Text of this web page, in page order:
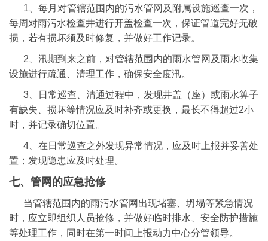
1、每月对管辖范围内的污水管网及附属设施巡查一次，
每周对雨污水检查井进行开盖检查一次，保证管道完好无破
损，若有损坏须及时修复，并做好工作记录。
2、汛期到来之前，对管辖范围内的雨水管网及雨水收集
设施进行疏通、清理工作，确保安全度汛。
3、日常巡查、清通过程中，发现井盖（座）或雨水箅子
有缺失、损坏等情况应及时补齐或更换，最长不得超过2小
时，并记录确切位置。
4、在日常巡查之外发现异常情况，应及时上报并妥善处
置；发现隐患应及时处理。
七、管网的应急抢修
当管辖范围内的雨污水管网出现堵塞、坍塌等紧急情况
时，应立即组织人员抢修，并做好临时排水、安全防护措施
等处理工作，同时在第一时间上报动力中心分管领导。